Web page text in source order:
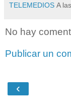
TELEMEDIOS A las
No hay
Publicar un
‹